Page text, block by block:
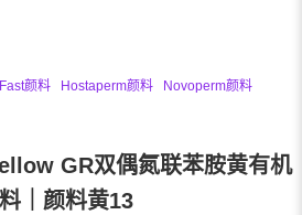
颜料 Hostaperm颜料
Novoperm颜料
GR双偶氮联苯胺黄有机
｜颜料黄13